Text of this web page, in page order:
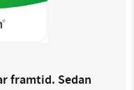
framtid. Sedan